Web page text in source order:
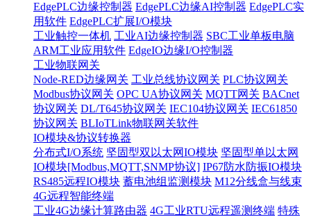
EdgePLC边缘控制器 EdgePLC边缘AI控制器 EdgePLC实
用软件 EdgePLC扩展I/O模块
工业触控一体机 工业AI边缘控制器 SBC工业单板电脑
ARM工业应用软件 EdgeIO边缘I/O控制器
工业物联网关
Node-RED边缘网关 工业总线协议网关 PLC协议网关
Modbus协议网关 OPC UA协议网关 MQTT网关 BACnet
协议网关 DL/T645协议网关 IEC104协议网关 IEC61850
协议网关 BLIoTLink物联网关软件
IO模块&协议转换器
分布式I/O系统 坚固型双以太网IO模块 坚固型单以太网
IO模块[Modbus,MQTT,SNMP协议] IP67防水防振IO模块
RS485远程IO模块 蓄电池组监测模块 M12分线盒与线束
4G远程智能终端
工业4G边缘计算路由器 4G工业RTU远程遥测终端 特殊